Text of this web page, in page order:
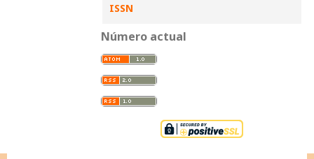
ISSN
Número actual